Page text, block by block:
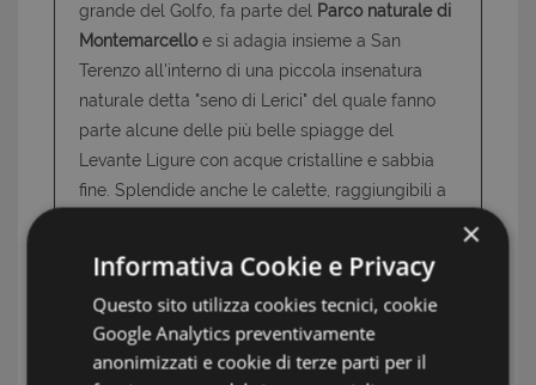
grande del Golfo, fa parte del
Parco naturale di
Montemarcelloe si adagia insieme a San
Terenzo all'interno di una piccola insenatura
naturale detta "seno di Lerici" del quale fanno
parte alcune delle più belle spiagge del
Levante Ligure con acque cristalline e sabbia
fine. Splendide anche le calette, raggiungibili a
sulle rocce del mare, antico covo di pirati. Alla
estremità opposta del Golfo si trova
l'incantevole borgo diPortovenere, la cui
bellezza alimentò la leggenda che qui fosse
×
Informativa Cookie e Privacy
Questo sito utilizza cookies tecnici, cookie
Google Analytics preventivamente
anonimizzati e cookie di terze parti per il